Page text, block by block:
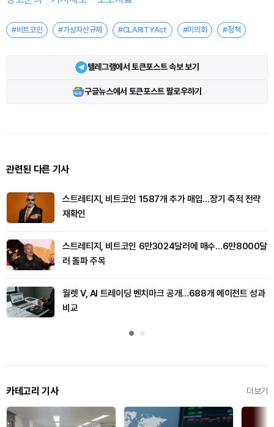
#비트코인 #가상자산규제 #CLARITYAct #미의회 #정책
텔레그램에서 토큰포스트 속보 보기
구글뉴스에서 토큰포스트 팔로우하기
관련된 다른 기사
스트레티지, 비트코인 1587개 추가 매입…장기 축적 전략
재확인
스트레티지, 비트코인 6만3024달러에 매수…6만8000달
러 돌파 주목
월렛 V, AI 트레이딩 벤치마크 공개…688개 에이전트 성과
비교
카테고리 기사 더보기